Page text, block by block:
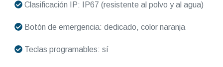
Clasificación IP: IP67 (resistente al polvo y al agua)
Botón de emergencia: dedicado, color naranja
Teclas programables: sí